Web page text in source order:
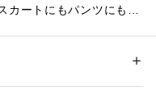
ートにもパンツにも相